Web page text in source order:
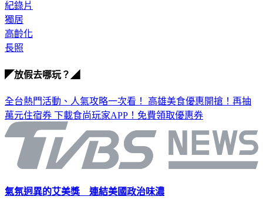
紀錄片
獨居
高齡化
長照
◤放假去哪玩？◢
全台熱門活動、人氣攻略一次看！ 高雄美食優惠開搶！再抽
萬元住宿券 下載食尚玩家APP！免費領取優惠券
氣氛迥異的艾美獎 連結美國政治味濃